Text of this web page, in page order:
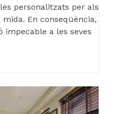
personalitzats per als
En conseqüència,
impecable a les seves